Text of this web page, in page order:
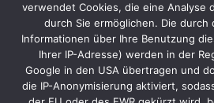
Firmen
präsentieren
diverse
Produkte
aus
ihren
verwendet Cookies, die eine Analyse
durch Sie ermöglichen. Die durch
Informationen über Ihre Benutzung
Ihrer IP-Adresse) werden in der
Google in den USA übertragen und
die IP-Anonymisierung aktiviert,